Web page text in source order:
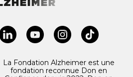
La Fondation Alzheimer est une
fondation reconnue Don en